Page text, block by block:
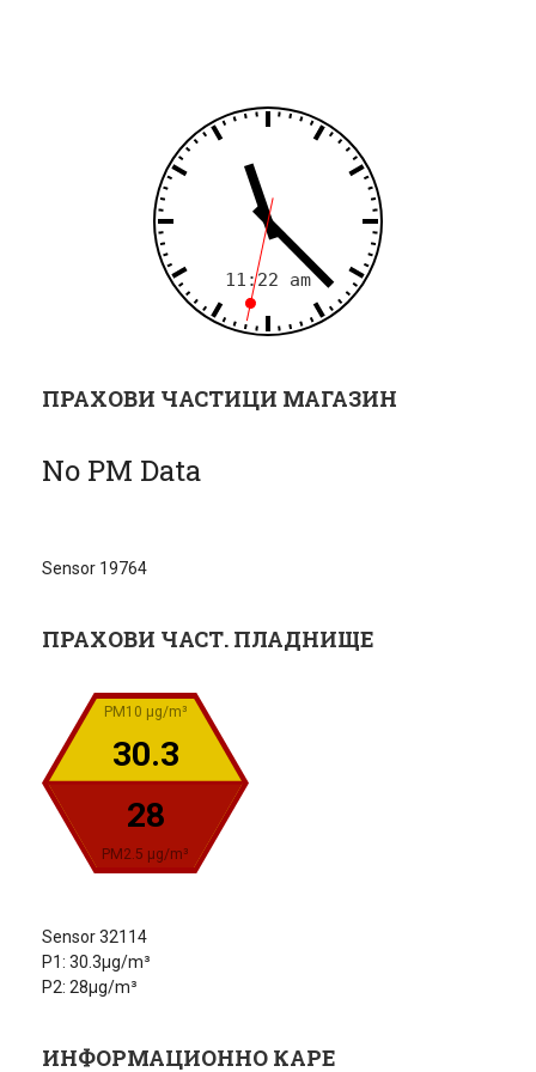
ПРАХОВИ ЧАСТИЦИ МАГАЗИН
No PM Data
Sensor 19764
ПРАХОВИ ЧАСТ. ПЛАДНИЩЕ
PM10 µg/m³
PM2.5 µg/m³
30.3
28
Sensor 32114
P1: 30.3µg/m³
P2: 28µg/m³
ИНФОРМАЦИОННО КАРЕ